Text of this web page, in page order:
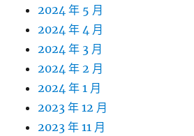
2024 年 5 月
2024 年 4 月
2024 年 3 月
2024 年 2 月
2024 年 1 月
2023 年 12 月
2023 年 11 月